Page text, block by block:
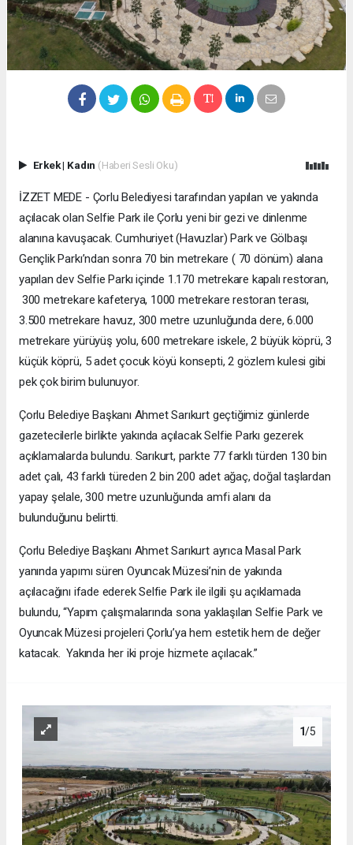
Erkek| Kadın (Haberi Sesli Oku)
İZZET MEDE - Çorlu Belediyesi tarafından yapılan ve yakında
açılacak olan Selfie Park ile Çorlu yeni bir gezi ve dinlenme
alanına kavuşacak. Cumhuriyet (Havuzlar) Park ve Gölbaşı
Gençlik Parkı’ndan sonra 70 bin metrekare ( 70 dönüm) alana
yapılan dev Selfie Parkı içinde 1.170 metrekare kapalı restoran,
300 metrekare kafeterya, 1000 metrekare restoran terası,
3.500 metrekare havuz, 300 metre uzunluğunda dere, 6.000
metrekare yürüyüş yolu, 600 metrekare iskele, 2 büyük köprü, 3
küçük köprü, 5 adet çocuk köyü konsepti, 2 gözlem kulesi gibi
pek çok birim bulunuyor.
Çorlu Belediye Başkanı Ahmet Sarıkurt geçtiğimiz günlerde
gazetecilerle birlikte yakında açılacak Selfie Parkı gezerek
açıklamalarda bulundu. Sarıkurt, parkte 77 farklı türden 130 bin
adet çalı, 43 farklı türeden 2 bin 200 adet ağaç, doğal taşlardan
yapay şelale, 300 metre uzunluğunda amfi alanı da
bulunduğunu belirtti.
Çorlu Belediye Başkanı Ahmet Sarıkurt ayrıca Masal Park
yanında yapımı süren Oyuncak Müzesi’nin de yakında
açılacağını ifade ederek Selfie Park ile ilgili şu açıklamada
bulundu, “Yapım çalışmalarında sona yaklaşılan Selfie Park ve
Oyuncak Müzesi projeleri Çorlu’ya hem estetik hem de değer
katacak. Yakında her iki proje hizmete açılacak.”
1/5